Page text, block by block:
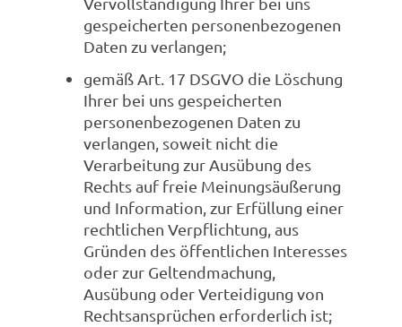
gespeicherten personenbezogenen
Daten zu verlangen;
gemäß Art. 17 DSGVO die Löschung
Ihrer bei uns gespeicherten
personenbezogenen Daten zu
verlangen, soweit nicht die
Verarbeitung zur Ausübung des
Rechts auf freie Meinungsäußerung
und Information, zur Erfüllung einer
rechtlichen Verpflichtung, aus
Gründen des öffentlichen Interesses
oder zur Geltendmachung,
Ausübung oder Verteidigung von
Rechtsansprüchen erforderlich ist;